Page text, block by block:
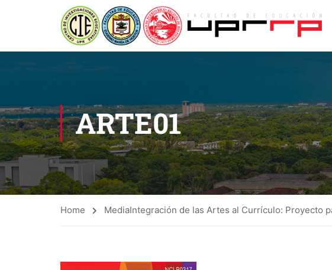
ARTE01
Home MediaIntegración de las Artes al Currículo: Proyecto